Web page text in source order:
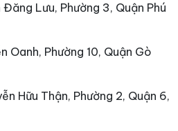
Lưu, Phường 3, Quận Phú
Oanh, Phường 10, Quận Gò
Hữu Thận, Phường 2, Quận 6,